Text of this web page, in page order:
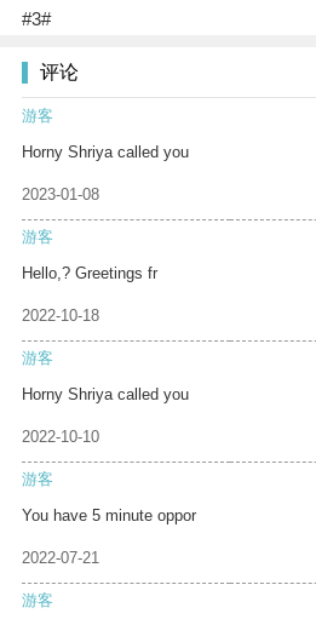
#3#
评论
游客
Horny Shriya called you
2023-01-08
游客
Hello,? Greetings fr
2022-10-18
游客
Horny Shriya called you
2022-10-10
游客
You have 5 minute oppor
2022-07-21
游客